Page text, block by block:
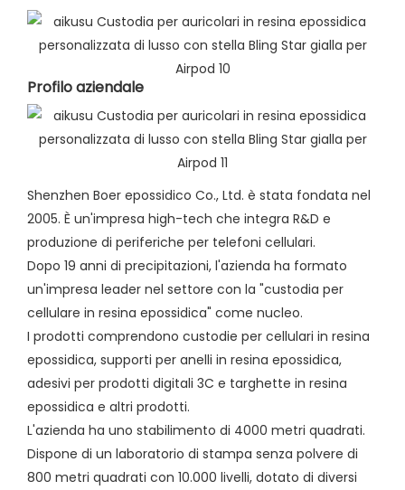
Profilo aziendale​
Shenzhen Boer epossidico Co., Ltd. è stata fondata nel
2005. È un'impresa high-tech che integra R&D e
produzione di periferiche per telefoni cellulari.
Dopo 19 anni di precipitazioni, l'azienda ha formato
un'impresa leader nel settore con la "custodia per
cellulare in resina epossidica" come nucleo.
I prodotti comprendono custodie per cellulari in resina
epossidica, supporti per anelli in resina epossidica,
adesivi per prodotti digitali 3C e targhette in resina
epossidica e altri prodotti.
L'azienda ha uno stabilimento di 4000 metri quadrati.
Dispone di un laboratorio di stampa senza polvere di
800 metri quadrati con 10.000 livelli, dotato di diversi